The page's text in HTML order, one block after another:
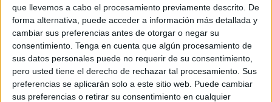
que llevemos a cabo el procesamiento previamente descrito. De
forma alternativa, puede acceder a información más detallada y
cambiar sus preferencias antes de otorgar o negar su
consentimiento. Tenga en cuenta que algún procesamiento de
sus datos personales puede no requerir de su consentimiento,
pero usted tiene el derecho de rechazar tal procesamiento. Sus
preferencias se aplicarán solo a este sitio web. Puede cambiar
sus preferencias o retirar su consentimiento en cualquier